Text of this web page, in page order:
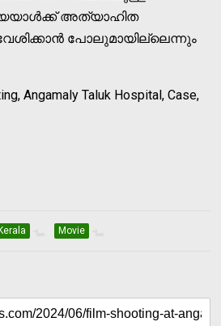
അത്യാഹിത
പോലുമായില്ലെന്നും
Angamaly Taluk Hospital, Case,
Kerala Movie